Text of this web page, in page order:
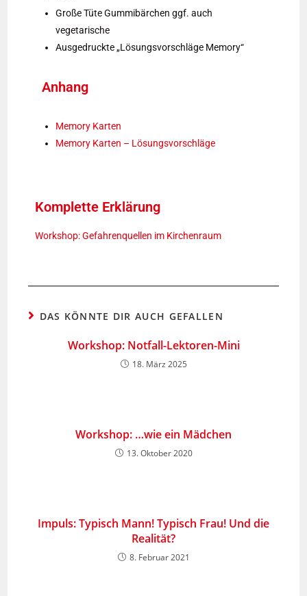
Große Tüte Gummibärchen ggf. auch
vegetarische
Ausgedruckte „Lösungsvorschläge Memory“
Anhang
Memory Karten
Memory Karten – Lösungsvorschläge
Komplette Erklärung
Workshop: Gefahrenquellen im Kirchenraum
DAS KÖNNTE DIR AUCH GEFALLEN
Workshop: Notfall-Lektoren-Mini
18. März 2025
Workshop: …wie ein Mädchen
13. Oktober 2020
Impuls: Typisch Mann! Typisch Frau! Und die
Realität?
8. Februar 2021